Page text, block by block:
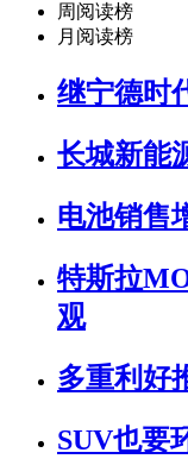
周阅读榜
月阅读榜
继宁德时
长城新能
电池销售
特斯拉
观
多重利好
SUV也要